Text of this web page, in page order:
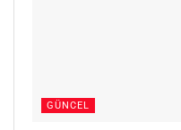
GÜNCEL